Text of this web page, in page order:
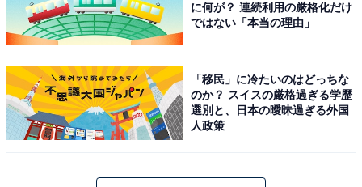
「値上がりが厳しい…子どもに苦労かけたくない」世帯
年収600万円、4人家族の1カ月のリアルな収支内訳
・
年収480万円・都内1人暮らしの27歳女性「光熱費がつら
い。仕事がストレス」1カ月のリアルな家計簿は？
・
帯年収800万円夫婦、1カ月のリアルな収支内訳は？
に何が？ 連続利用の厳格化だけ
ではない「本当の理由」
「移民」に冷たいのはどっちな
のか？ スイスの厳格過ぎる学歴
選別と、日本の曖昧過ぎる外国
人政策